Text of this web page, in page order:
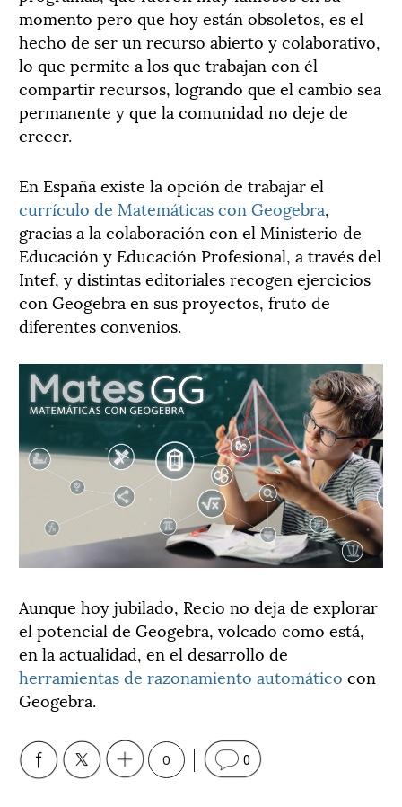
momento pero que hoy están obsoletos, es el
hecho de ser un recurso abierto y colaborativo,
lo que permite a los que trabajan con él
compartir recursos, logrando que el cambio sea
permanente y que la comunidad no deje de
crecer.
En España existe la opción de trabajar el
currículo de Matemáticas con Geogebra,
gracias a la colaboración con el Ministerio de
Educación y Educación Profesional, a través del
Intef, y distintas editoriales recogen ejercicios
con Geogebra en sus proyectos, fruto de
diferentes convenios.
Aunque hoy jubilado, Recio no deja de explorar
el potencial de Geogebra, volcado como está,
en la actualidad, en el desarrollo de
herramientas de razonamiento automático con
Geogebra.
0 0